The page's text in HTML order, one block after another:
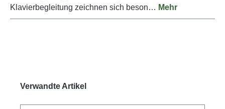
Klavierbegleitung zeichnen sich beson… Mehr
Produktgalerie überspringen
Verwandte Artikel